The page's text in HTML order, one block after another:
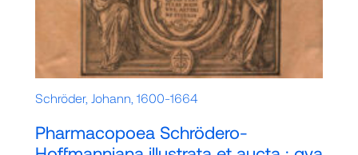
Schröder, Johann, 1600-1664
Pharmacopoea Schrödero-